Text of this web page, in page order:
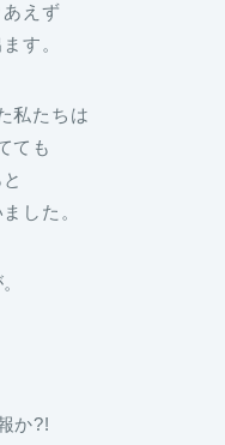
えず
す。
私たちは
ても
した。
か?!